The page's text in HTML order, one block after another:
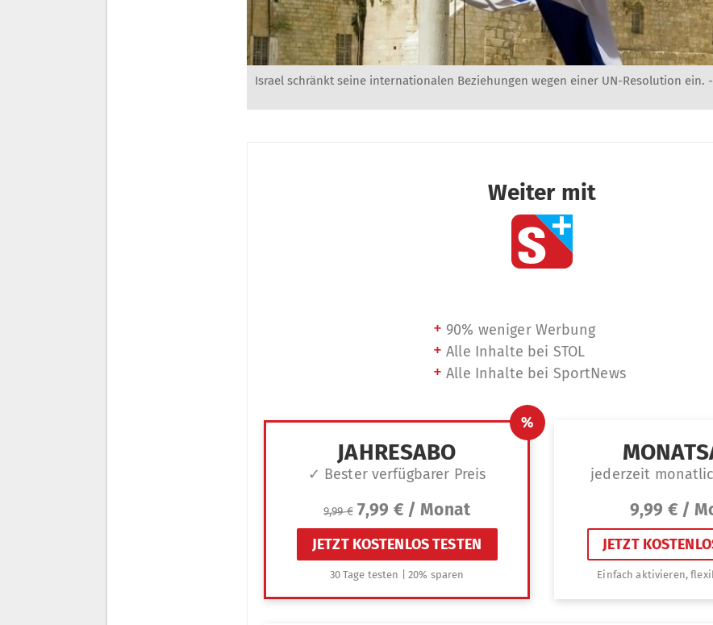
Israel schränkt seine internationalen Beziehungen wegen einer UN-Resolution ein. -